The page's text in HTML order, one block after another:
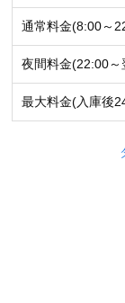
通常料金(8:00～
夜間料金(22:00～
最大料金(入庫後